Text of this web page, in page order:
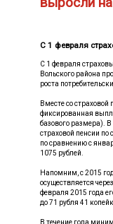
С 1 февраля
С 1 февраля
Вольского района
роста
Вместе со
фиксированная
базового размера).
страховой пенсии по
по сравнению с
1075 рублей.
Напомним, с 2015
осуществляется
февраля 2015 года
до 71 рубля 41
В течение года